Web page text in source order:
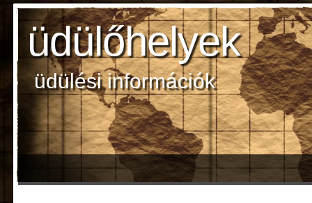
üdülőhelyek
üdülési információk